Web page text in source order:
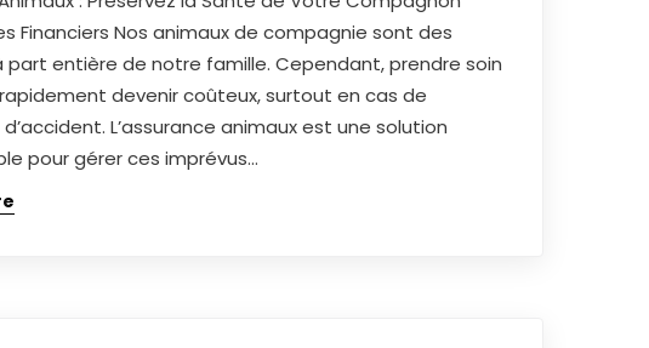
Financiers Nos animaux de compagnie sont des
part entière de notre famille. Cependant, prendre soin
devenir coûteux, surtout en cas de
L’assurance animaux est une solution
pour gérer ces imprévus…